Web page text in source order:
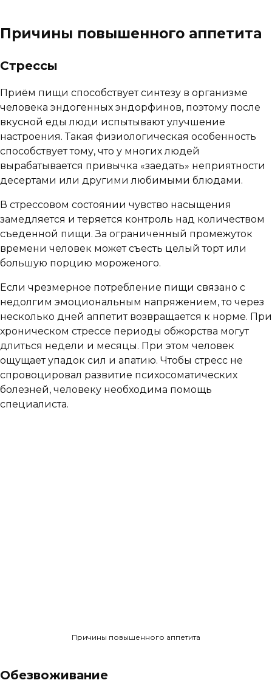
Причины повышенного аппетита
Стрессы
Приём пищи способствует синтезу в организме
человека эндогенных эндорфинов, поэтому после
вкусной еды люди испытывают улучшение
настроения. Такая физиологическая особенность
способствует тому, что у многих людей
вырабатывается привычка «заедать» неприятности
десертами или другими любимыми блюдами.
В стрессовом состоянии чувство насыщения
замедляется и теряется контроль над количеством
съеденной пищи. За ограниченный промежуток
времени человек может съесть целый торт или
большую порцию мороженого.
Если чрезмерное потребление пищи связано с
недолгим эмоциональным напряжением, то через
несколько дней аппетит возвращается к норме. При
хроническом стрессе периоды обжорства могут
длиться недели и месяцы. При этом человек
ощущает упадок сил и апатию. Чтобы стресс не
спровоцировал развитие психосоматических
болезней, человеку необходима помощь
специалиста.
Причины повышенного аппетита
Обезвоживание